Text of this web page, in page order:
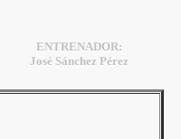
ENTRENADOR:
José Sánchez Pérez